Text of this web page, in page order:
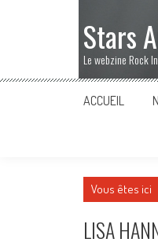
Stars
Le webzine Rock
ACCUEIL
Vous êtes ici
LISA